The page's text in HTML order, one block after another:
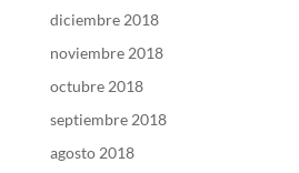
diciembre 2018
noviembre 2018
octubre 2018
septiembre 2018
agosto 2018